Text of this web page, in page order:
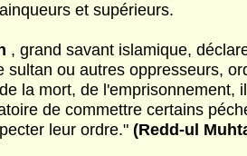
et supérieurs.
, grand savant islamique,
sultan ou autres oppresseurs,
la mort, de l'emprisonnement,
de commettre certains
leur ordre." (Redd-ul